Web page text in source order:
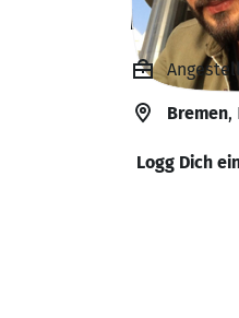
Bremen,
Logg Dich